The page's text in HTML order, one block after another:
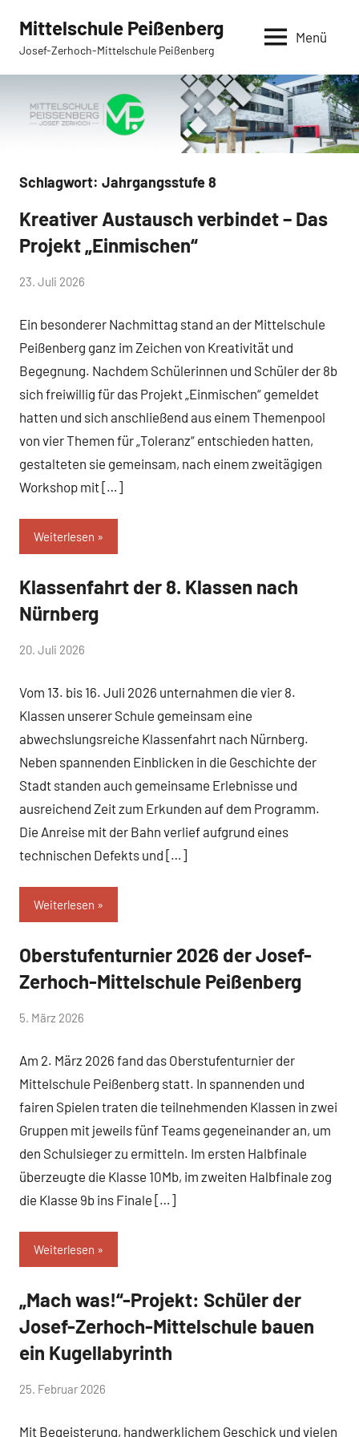
Inhalt
springen
Mittelschule Peißenberg
Josef-Zerhoch-Mittelschule Peißenberg
Menü
Schlagwort: Jahrgangsstufe 8
Allgemein
Kreativer Austausch verbindet – Das
Projekt „Einmischen“
von
Peißenberg
23. Juli 2026
Ein besonderer Nachmittag stand an der Mittelschule
Peißenberg ganz im Zeichen von Kreativität und
Begegnung. Nachdem Schülerinnen und Schüler der 8b
sich freiwillig für das Projekt „Einmischen“ gemeldet
hatten und sich anschließend aus einem Themenpool
von vier Themen für „Toleranz“ entschieden hatten,
gestalteten sie gemeinsam, nach einem zweitägigen
Workshop mit […]
Weiterlesen
Allgemein
Klassenfahrt der 8. Klassen nach
Nürnberg
von
Peißenberg
20. Juli 2026
Vom 13. bis 16. Juli 2026 unternahmen die vier 8.
Klassen unserer Schule gemeinsam eine
abwechslungsreiche Klassenfahrt nach Nürnberg.
Neben spannenden Einblicken in die Geschichte der
Stadt standen auch gemeinsame Erlebnisse und
ausreichend Zeit zum Erkunden auf dem Programm.
Die Anreise mit der Bahn verlief aufgrund eines
technischen Defekts und […]
Weiterlesen
Allgemein
Oberstufenturnier 2026 der Josef-
Zerhoch-Mittelschule Peißenberg
von
Peißenberg
5. März 2026
Am 2. März 2026 fand das Oberstufenturnier der
Mittelschule Peißenberg statt. In spannenden und
fairen Spielen traten die teilnehmenden Klassen in zwei
Gruppen mit jeweils fünf Teams gegeneinander an, um
den Schulsieger zu ermitteln. Im ersten Halbfinale
überzeugte die Klasse 10Mb, im zweiten Halbfinale zog
die Klasse 9b ins Finale […]
Weiterlesen
Allgemein
„Mach was!“-Projekt: Schüler der
Josef-Zerhoch-Mittelschule bauen
ein Kugellabyrinth
von
Peißenberg
25. Februar 2026
Mit Begeisterung, handwerklichem Geschick und vielen